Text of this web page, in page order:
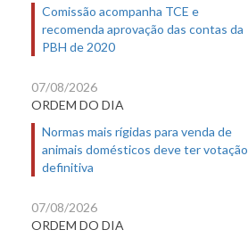
Comissão acompanha TCE e
recomenda aprovação das contas da
PBH de 2020
07/08/2026
ORDEM DO DIA
Normas mais rígidas para venda de
animais domésticos deve ter votação
definitiva
07/08/2026
ORDEM DO DIA